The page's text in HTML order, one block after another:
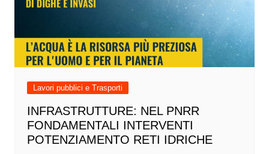
Lavori pubblici e Trasporti
INFRASTRUTTURE: NEL PNRR
FONDAMENTALI INTERVENTI
POTENZIAMENTO RETI IDRICHE